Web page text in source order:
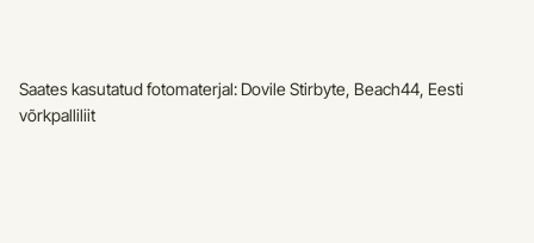
Saates kasutatud fotomaterjal: Dovile Stirbyte, Beach44, Eesti
võrkpalliliit